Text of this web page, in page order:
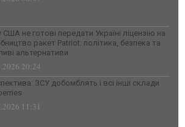
не готові передати Україні ліцензію на
ракет Patriot: політика, безпека та
альтернативи
20:24
ЗСУ добомблять і всі інші склади
11:31